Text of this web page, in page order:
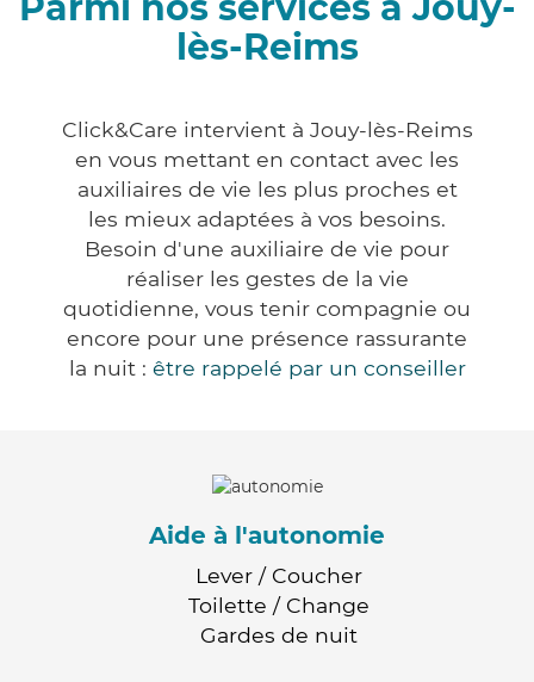
lès-Reims
Click&Care intervient à Jouy-lès-Reims
en vous mettant en contact avec les
auxiliaires de vie les plus proches et
les mieux adaptées à vos besoins.
Besoin d'une auxiliaire de vie pour
réaliser les gestes de la vie
quotidienne, vous tenir compagnie ou
encore pour une présence rassurante
la nuit : être rappelé par un conseiller
Aide à l'autonomie
Lever / Coucher
Toilette / Change
Gardes de nuit